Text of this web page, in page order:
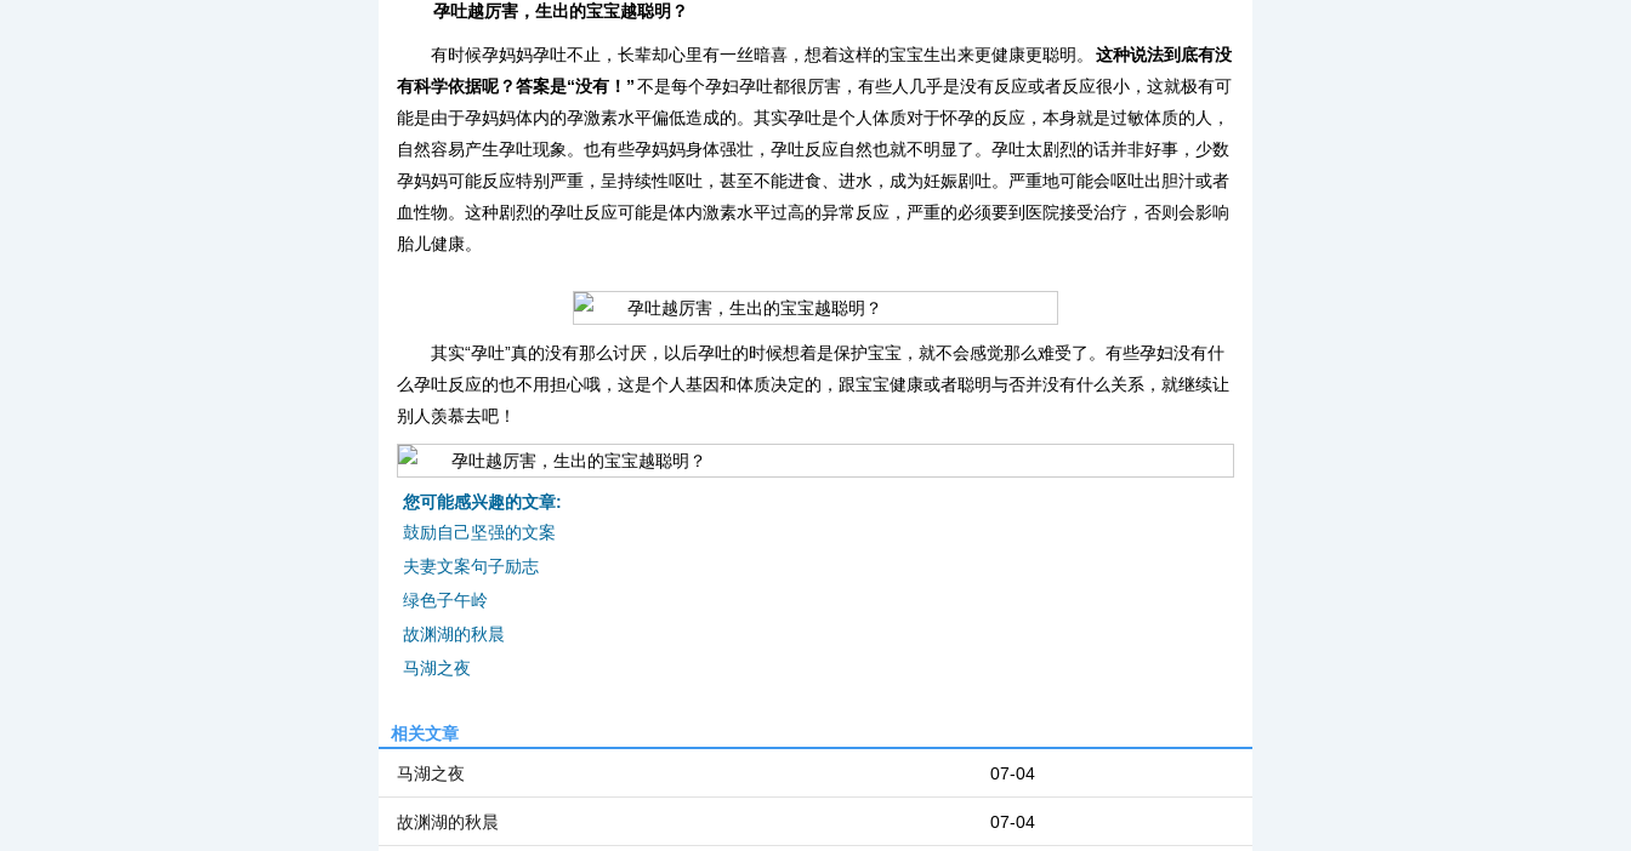
孕吐越厉害，生出的宝宝越聪明？
有时候孕妈妈孕吐不止，长辈却心里有一丝暗喜，想着这样的宝宝生出来更健康更聪明。
这种说法到底有没
有科学依据呢？答案是“没有！”不是每个孕妇孕吐都很厉害，有些人几乎是没有反应或者反应很小，这就极有可
能是由于孕妈妈体内的孕激素水平偏低造成的。其实孕吐是个人体质对于怀孕的反应，本身就是过敏体质的人，
自然容易产生孕吐现象。也有些孕妈妈身体强壮，孕吐反应自然也就不明显了。孕吐太剧烈的话并非好事，少数
孕妈妈可能反应特别严重，呈持续性呕吐，甚至不能进食、进水，成为妊娠剧吐。严重地可能会呕吐出胆汁或者
血性物。这种剧烈的孕吐反应可能是体内激素水平过高的异常反应，严重的必须要到医院接受治疗，否则会影响
胎儿健康。
其实“孕吐”真的没有那么讨厌，以后孕吐的时候想着是保护宝宝，就不会感觉那么难受了。有些孕妇没有什
么孕吐反应的也不用担心哦，这是个人基因和体质决定的，跟宝宝健康或者聪明与否并没有什么关系，就继续让
别人羡慕去吧！
您可能感兴趣的文章:
鼓励自己坚强的文案
夫妻文案句子励志
绿色子午岭
故渊湖的秋晨
马湖之夜
相关文章
07-04
马湖之夜
07-04
故渊湖的秋晨